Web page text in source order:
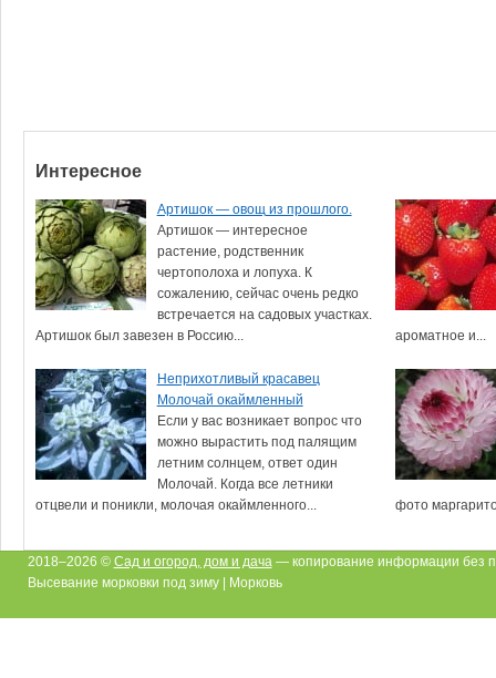
Интересное
Артишок — овощ из прошлого.
Артишок — интересное
растение, родственник
чертополоха и лопуха. К
сожалению, сейчас очень редко
встречается на садовых участках.
Артишок был завезен в Россию...
ароматное и...
Неприхотливый красавец
Молочай окаймленный
Если у вас возникает вопрос что
можно вырастить под палящим
летним солнцем, ответ один
Молочай. Когда все летники
отцвели и поникли, молочая окаймленного...
фото
2018–2026 © Сад и огород, дом и дача — копирование информации без
Высевание морковки под зиму | Морковь